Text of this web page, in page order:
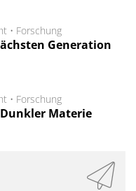
• Forschung
Generation
• Forschung
Materie